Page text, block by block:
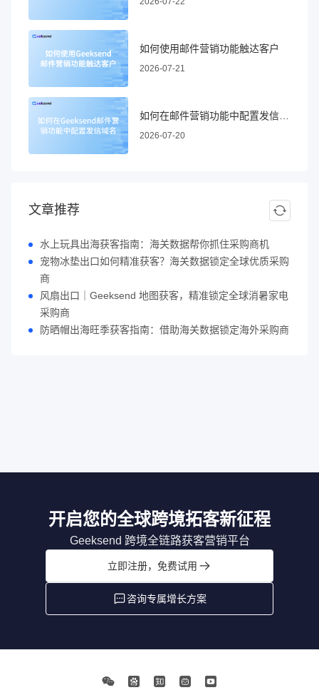
如何使用邮件营销功能触达客户
2026-07-21
2026-07-20
文章推荐
水上玩具出海获客指南：海关数据帮你抓住采购商机
宠物冰垫出口如何精准获客？海关数据锁定全球优质采购
商
风扇出口｜Geeksend 地图获客，精准锁定全球消暑家电
采购商
防晒帽出海旺季获客指南：借助海关数据锁定海外采购商
开启您的全球跨境拓客新征程
Geeksend 跨境全链路获客营销平台
立即注册，免费试用
咨询专属增长方案